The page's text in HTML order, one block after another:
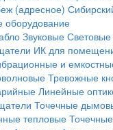
(адресное)
оборудование
Звуковые Световые
ИК для
и
Тревожные
Линейные
Точечные
тепловые